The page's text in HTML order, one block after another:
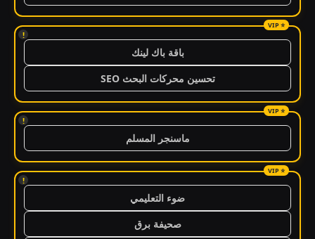
!
باقة باك لينك
تحسين محركات البحث SEO
!
ماسنجر المسلم
!
ضوء التعليمي
صحيفة برق